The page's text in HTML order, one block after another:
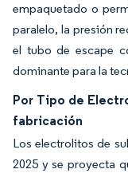
empaquetado o
paralelo, la presión
el tubo de escape
dominante para la
Por Tipo de
fabricación
Los electrolitos de
2025 y se proyecta